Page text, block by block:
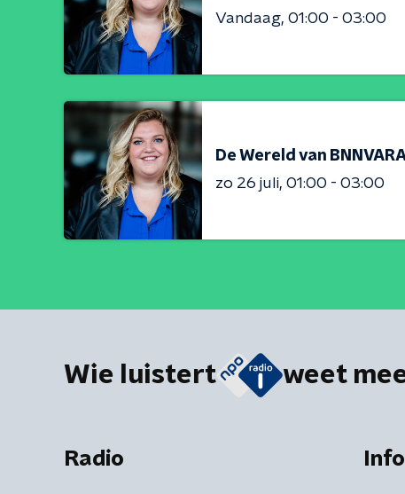
Vandaag 01:00 - 03:00
De Wereld van
zo 26 juli 01:00 - 03:00
Wie luistert weet
Radio Info